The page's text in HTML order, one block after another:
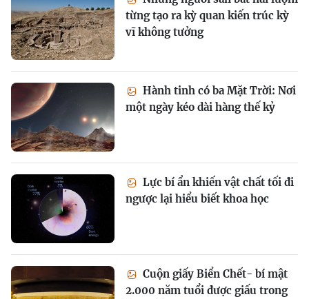
từng tạo ra kỳ quan kiến trúc kỳ
vĩ không tưởng
Hành tinh có ba Mặt Trời: Nơi
một ngày kéo dài hàng thế kỷ
Lực bí ẩn khiến vật chất tối đi
ngược lại hiểu biết khoa học
Cuộn giấy Biển Chết- bí mật
2.000 năm tuổi được giấu trong